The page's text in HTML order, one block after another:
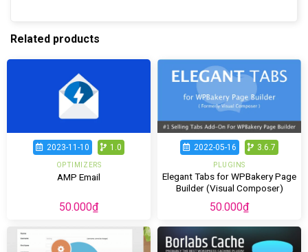
Related products
2023-11-10 1.0
OPTIMIZERS
AMP Email
50.000₫
2022-05-16 3.6.7
PLUGINS
Elegant Tabs for WPBakery Page
Builder (Visual Composer)
50.000₫